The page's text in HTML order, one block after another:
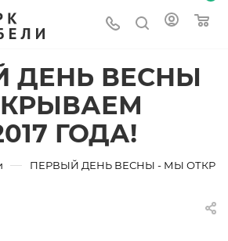
ДЕНЬ ВЕСНЫ
ГОДА!
— ПЕРВЫЙ ДЕНЬ ВЕСНЫ - МЫ